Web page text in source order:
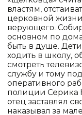
властям,
церковной
верующего.
основном по
быть в душе.
ходить в школу,
смотреть
службу и тому
оперативного
полиции Серика
отец заставлял
наказывал за